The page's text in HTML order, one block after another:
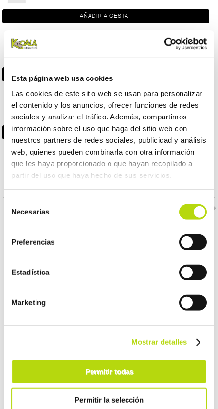
Esta página web usa cookies
Las cookies de este sitio web se usan para personalizar
el contenido y los anuncios, ofrecer funciones de redes
sociales y analizar el tráfico. Además, compartimos
información sobre el uso que haga del sitio web con
nuestros partners de redes sociales, publicidad y análisis
web, quienes pueden combinarla con otra información
que les haya proporcionado o que hayan recopilado a
partir del uso que haya hecho de sus servicios.
Necesarias
Preferencias
Estadística
Marketing
Mostrar detalles
Permitir todas
Permitir la selección
OWNAT perro adulto
49,65 €
OWNAT perro adulto
11,60 €
PRODUCTOS RELACIONADOS
desde desde